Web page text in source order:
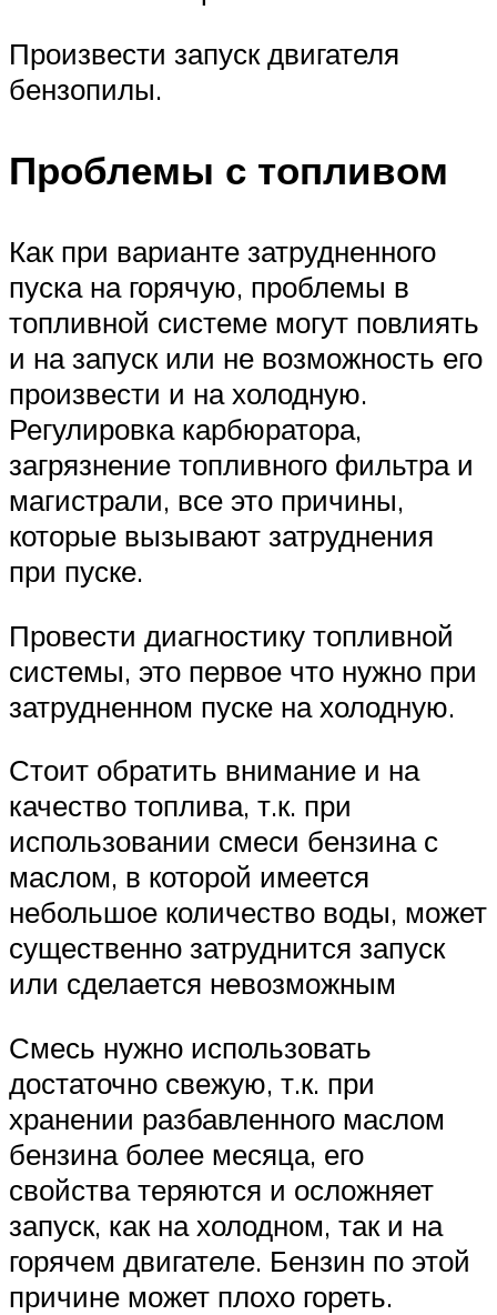
Произвести запуск двигателя
бензопилы.
Проблемы с топливом
Как при варианте затрудненного
пуска на горячую, проблемы в
топливной системе могут повлиять
и на запуск или не возможность его
произвести и на холодную.
Регулировка карбюратора,
загрязнение топливного фильтра и
магистрали, все это причины,
которые вызывают затруднения
при пуске.
Провести диагностику топливной
системы, это первое что нужно при
затрудненном пуске на холодную.
Стоит обратить внимание и на
качество топлива, т.к. при
использовании смеси бензина с
маслом, в которой имеется
небольшое количество воды, может
существенно затруднится запуск
или сделается невозможным
Смесь нужно использовать
достаточно свежую, т.к. при
хранении разбавленного маслом
бензина более месяца, его
свойства теряются и осложняет
запуск, как на холодном, так и на
горячем двигателе. Бензин по этой
причине может плохо гореть.